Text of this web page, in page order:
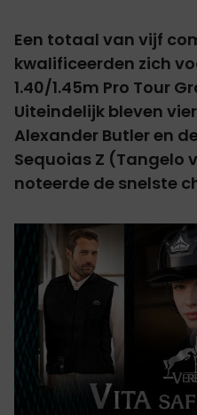
Een totaal van vijf
kwalificeerden zich
1.40/1.45m Pro Tour
Uiteindelijk bleven
Alexander Butler en
Sequoias Z (Tangelo
noteerde de snelste